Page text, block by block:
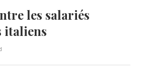
les salariés
italiens